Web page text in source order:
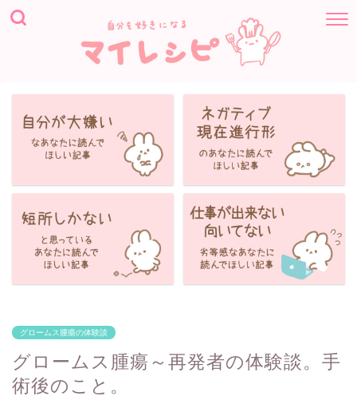
グロームス腫瘍の体験談
グロームス腫瘍～再発者の体験談。手
術後のこと。